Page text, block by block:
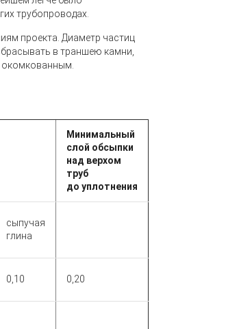
трубопроводах.
проекта. Диаметр частиц
в траншею камни,
Минимальный
слой обсыпки
над верхом
труб
до уплотнения
сыпучая
глина
0,10 0,20